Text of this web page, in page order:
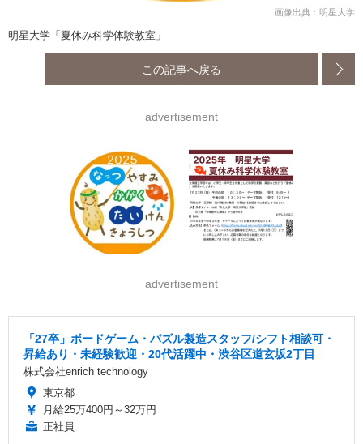
画像出典：明星大学
明星大学「夏休み科学体験教室」
この記事へ戻る
advertisement
advertisement
「27卒」ボードゲーム・パズル製造スタッフ/シフト相談可・
昇給あり・未経験歓迎・20代活躍中・渋谷区道玄坂2丁目
株式会社enrich technology
東京都
月給25万400円～32万円
正社員